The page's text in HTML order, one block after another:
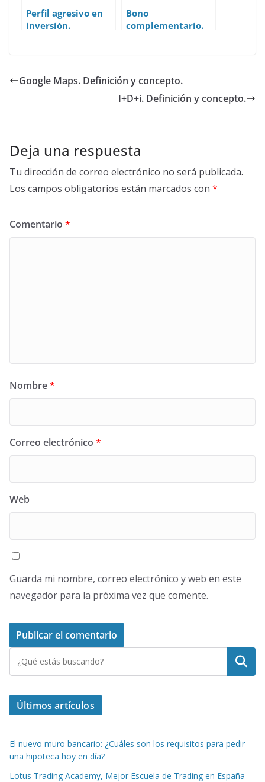
Perfil agresivo en
inversión.
Bono
complementario.
Google Maps. Definición y concepto.
I+D+i. Definición y concepto.
Deja una respuesta
Tu dirección de correo electrónico no será publicada.
Los campos obligatorios están marcados con *
Comentario *
Nombre*
Correo electrónico *
Web
Guarda mi nombre, correo electrónico y web en este
navegador para la próxima vez que comente.
Buscar
Últimos artículos
El nuevo muro bancario: ¿Cuáles son los requisitos para pedir
una hipoteca hoy en día?
Lotus Trading Academy, Mejor Escuela de Trading en España